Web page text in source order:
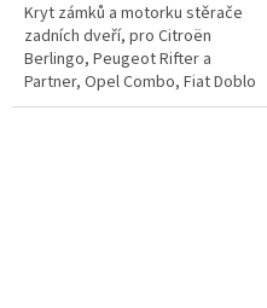
Kryt zámků a motorku stěrače
zadních dveří, pro Citroën
Berlingo, Peugeot Rifter a
Partner, Opel Combo, Fiat Doblo
a Toyota ProAce City.